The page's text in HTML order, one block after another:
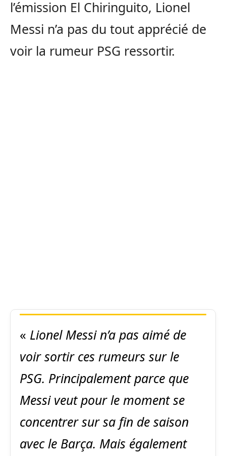
l’émission El Chiringuito, Lionel
Messi n’a pas du tout apprécié de
voir la rumeur PSG ressortir.
« Lionel Messi n’a pas aimé de
voir sortir ces rumeurs sur le
PSG. Principalement parce que
Messi veut pour le moment se
concentrer sur sa fin de saison
avec le Barça. Mais également